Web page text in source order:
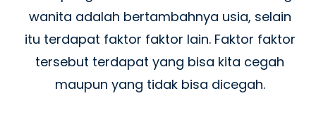
wanita adalah bertambahnya usia, selain
itu terdapat faktor faktor lain. Faktor faktor
tersebut terdapat yang bisa kita cegah
maupun yang tidak bisa dicegah.